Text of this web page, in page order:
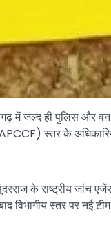
में जल्द ही पुलिस और
स्तर के
के राष्ट्रीय जांच
विभागीय स्तर पर नई